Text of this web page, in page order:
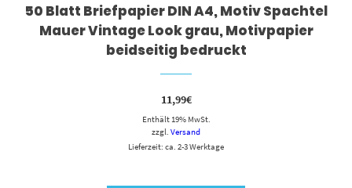
50 Blatt Briefpapier DIN A4, Motiv Spachtel
Mauer Vintage Look grau, Motivpapier
beidseitig bedruckt
11,99€
Enthält 19% MwSt.
zzgl. Versand
Lieferzeit: ca. 2-3 Werktage